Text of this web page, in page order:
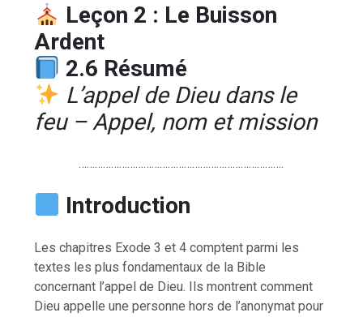
Leçon 2 : Le Buisson
Ardent
2.6 Résumé
L’appel de Dieu dans le
feu – Appel, nom et mission
………………………………………………………………….
Introduction
Les chapitres Exode 3 et 4 comptent parmi les
textes les plus fondamentaux de la Bible
concernant l’appel de Dieu. Ils montrent comment
Dieu appelle une personne hors de l’anonymat pour